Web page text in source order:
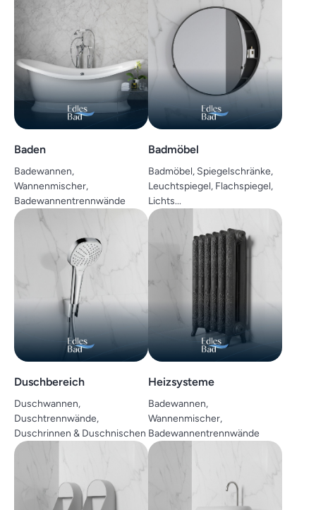
Baden
Badewannen,
Wannenmischer,
Badewannentrennwände
Badmöbel
Badmöbel, Spiegelschränke,
Leuchtspiegel, Flachspiegel,
Lichts...
Duschbereich
Duschwannen,
Duschtrennwände,
Duschrinnen & Duschnischen
Heizsysteme
Badewannen,
Wannenmischer,
Badewannentrennwände